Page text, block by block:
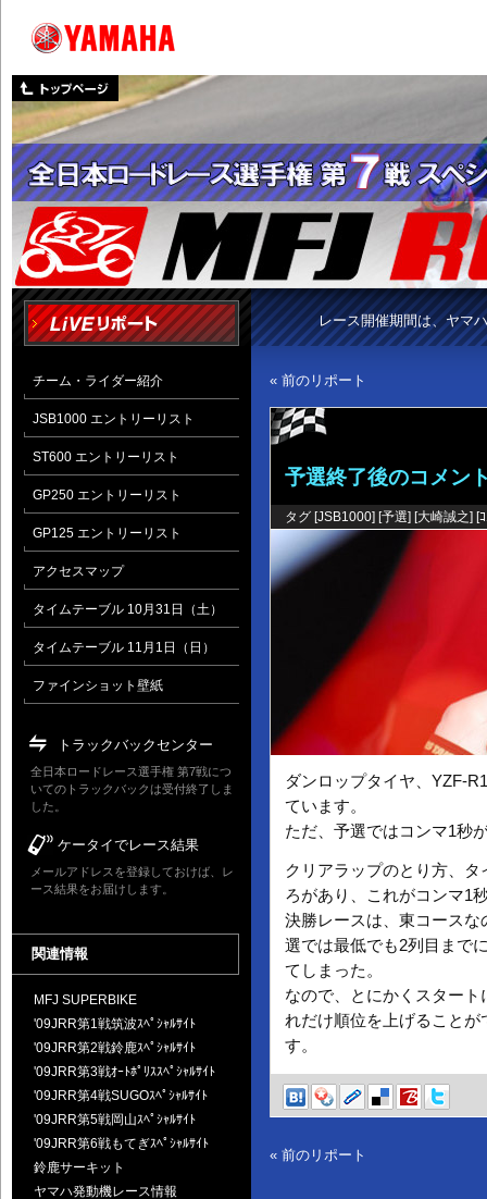
レース開催期間は、ヤマ
« 前のリポート
予選終了後のコメン
タグ [JSB1000] [予選] [大崎誠之] [
ダンロップタイヤ、YZF-
ています。
ただ、予選ではコンマ1秒
クリアラップのとり方、
ろがあり、これがコンマ1
決勝レースは、東コース
選では最低でも2列目まで
てしまった。
なので、とにかくスター
れだけ順位を上げること
す。
« 前のリポート
チーム・ライダー紹介
JSB1000 エントリーリスト
ST600 エントリーリスト
GP250 エントリーリスト
GP125 エントリーリスト
アクセスマップ
タイムテーブル 10月31日（土）
タイムテーブル 11月1日（日）
ファインショット壁紙
トラックバックセンター
全日本ロードレース選手権 第7戦につ
いてのトラックバックは受付終了しま
した。
ケータイでレース結果
メールアドレスを登録しておけば、レ
ース結果をお届けします。
関連情報
MFJ SUPERBIKE
'09JRR第1戦筑波ｽﾍﾟｼｬﾙｻｲﾄ
'09JRR第2戦鈴鹿ｽﾍﾟｼｬﾙｻｲﾄ
'09JRR第3戦ｵｰﾄﾎﾟﾘｽｽﾍﾟｼｬﾙｻｲﾄ
'09JRR第4戦SUGOｽﾍﾟｼｬﾙｻｲﾄ
'09JRR第5戦岡山ｽﾍﾟｼｬﾙｻｲﾄ
'09JRR第6戦もてぎｽﾍﾟｼｬﾙｻｲﾄ
鈴鹿サーキット
ヤマハ発動機レース情報